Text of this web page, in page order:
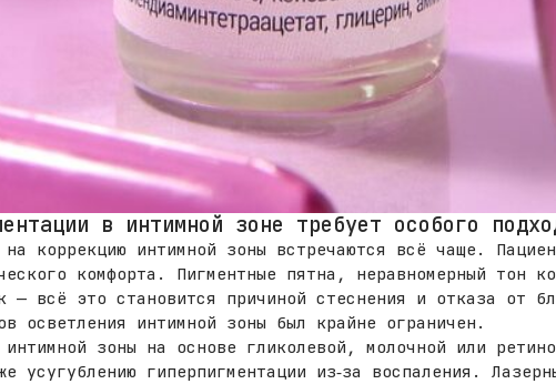
в интимной зоне требует особого
на коррекцию интимной зоны встречаются всё чаще.
комфорта. Пигментные пятна, неравномерный тон
— всё это становится причиной стеснения и отказа от
осветления интимной зоны был крайне ограничен.
зоны на основе гликолевой, молочной или
усугублению гиперпигментации из‑за воспаления.